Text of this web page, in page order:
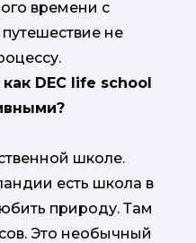
времени с
не
DEC life school
школе.
есть школа в
природу. Там
Это необычный